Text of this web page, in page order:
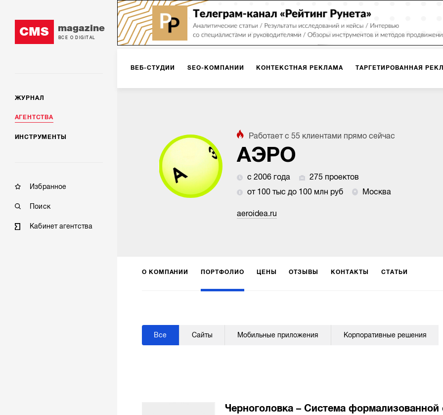
CMS magazine
ВСЕ О DIGITAL
ЖУРНАЛ
АГЕНТСТВА
ИНСТРУМЕНТЫ
Избранное
Поиск
Кабинет агентства
ВЕБ-СТУДИИ SEO-КОМПАНИИ КОНТЕКСТНАЯ РЕКЛАМА ТАРГЕТИРОВАННАЯ
РЕКЛАМА НА ИНТЕРНЕТ-ПЛОЩАДКАХ РАБОТА С МАРКЕТПЛЕЙСАМИ
КОНСАЛТИНГ VR/AR
Работает с55 клиентами прямо сейчас
АЭРО
с 2006 года
275 проектов
от 100 тыс до 100 млн руб
Москва
aeroidea.ru
О КОМПАНИИ ПОРТФОЛИО ЦЕНЫ ОТЗЫВЫ КОНТАКТЫ СТАТЬИ
Все Сайты Мобильные приложения Корпоративные решения
Черноголовка – Система формализованной